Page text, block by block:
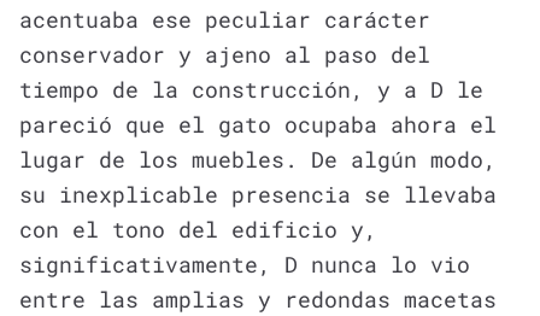
acentuaba ese peculiar carácter
conservador y ajeno al paso del
tiempo de la construcción, y a D le
pareció que el gato ocupaba ahora el
lugar de los muebles. De algún modo,
su inexplicable presencia se llevaba
con el tono del edificio y,
significativamente, D nunca lo vio
entre las amplias y redondas macetas